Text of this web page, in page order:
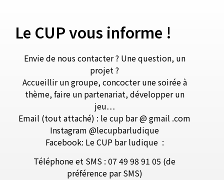
Le CUP vous informe !
Envie de nous contacter ? Une question, un
projet ?
Accueillir un groupe, concocter une soirée à
thème, faire un partenariat, développer un
jeu…
Email (tout attaché) : le cup bar @ gmail .com
Instagram @lecupbarludique
Facebook: Le CUP bar ludique :
Téléphone et SMS : 07 49 98 91 05 (de
préférence par SMS)